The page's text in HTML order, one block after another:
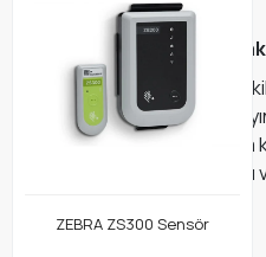
TransTracker Çift
TransTracker CD ve CF
değişimi veya donma
ürünlerin yönetimini veya
önleyen LIMITmarker®
ZEBRA ZS300 Sensör